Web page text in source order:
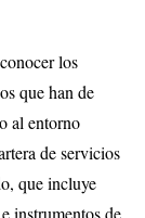
los
que han de
al entorno
de servicios
que incluye
instrumentos de